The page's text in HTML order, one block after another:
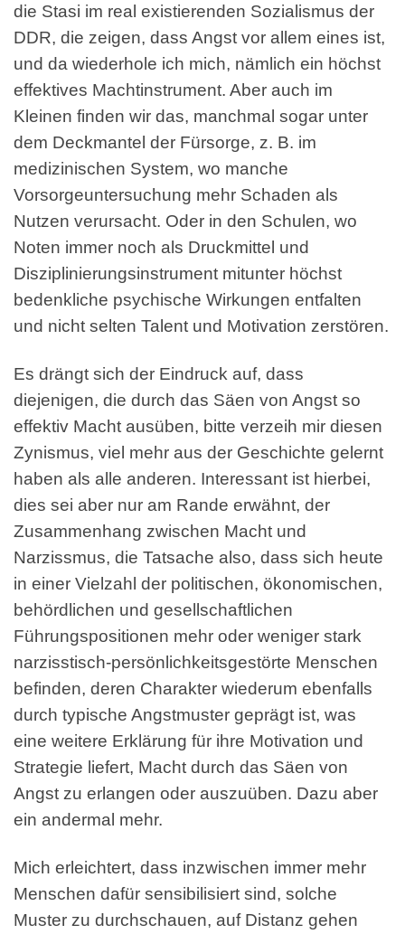
die Stasi im real existierenden Sozialismus der
DDR, die zeigen, dass Angst vor allem eines ist,
und da wiederhole ich mich, nämlich ein höchst
effektives Machtinstrument. Aber auch im
Kleinen finden wir das, manchmal sogar unter
dem Deckmantel der Fürsorge, z. B. im
medizinischen System, wo manche
Vorsorgeuntersuchung mehr Schaden als
Nutzen verursacht. Oder in den Schulen, wo
Noten immer noch als Druckmittel und
Disziplinierungsinstrument mitunter höchst
bedenkliche psychische Wirkungen entfalten
und nicht selten Talent und Motivation zerstören.
Es drängt sich der Eindruck auf, dass
diejenigen, die durch das Säen von Angst so
effektiv Macht ausüben, bitte verzeih mir diesen
Zynismus, viel mehr aus der Geschichte gelernt
haben als alle anderen. Interessant ist hierbei,
dies sei aber nur am Rande erwähnt, der
Zusammenhang zwischen Macht und
Narzissmus, die Tatsache also, dass sich heute
in einer Vielzahl der politischen, ökonomischen,
behördlichen und gesellschaftlichen
Führungspositionen mehr oder weniger stark
narzisstisch-persönlichkeitsgestörte Menschen
befinden, deren Charakter wiederum ebenfalls
durch typische Angstmuster geprägt ist, was
eine weitere Erklärung für ihre Motivation und
Strategie liefert, Macht durch das Säen von
Angst zu erlangen oder auszuüben. Dazu aber
ein andermal mehr.
Mich erleichtert, dass inzwischen immer mehr
Menschen dafür sensibilisiert sind, solche
Muster zu durchschauen, auf Distanz gehen